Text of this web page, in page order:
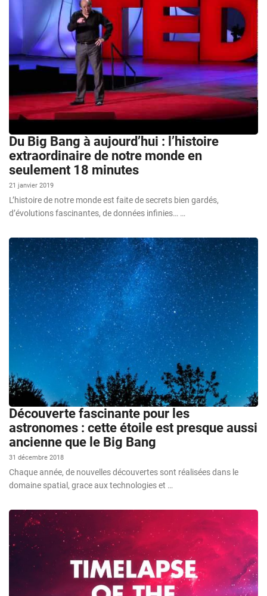
Du Big Bang à aujourd’hui : l’histoire
extraordinaire de notre monde en
seulement 18 minutes
21 janvier 2019
L’histoire de notre monde est faite de secrets bien gardés,
d’évolutions fascinantes, de données infinies… …
Découverte fascinante pour les
astronomes : cette étoile est presque aussi
ancienne que le Big Bang
31 décembre 2018
Chaque année, de nouvelles découvertes sont réalisées dans le
domaine spatial, grace aux technologies et …